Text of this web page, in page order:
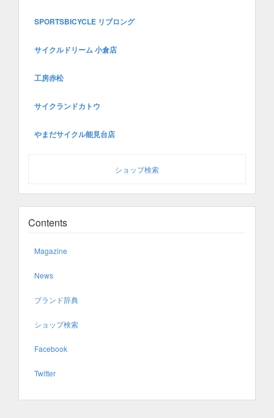
SPORTSBICYCLE リブロング
サイクルドリーム 小倉店
工房赤松
サイクランドカトウ
やまだサイクル能見台店
ショップ検索
Contents
Magazine
News
ブランド辞典
ショップ検索
Facebook
Twitter